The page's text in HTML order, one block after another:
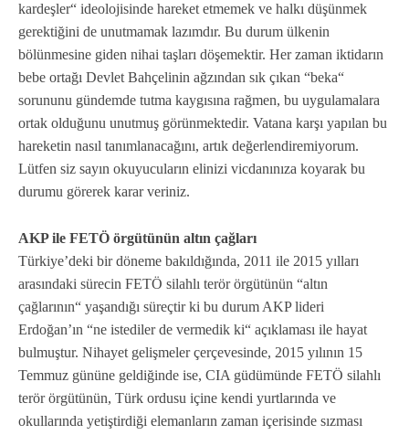
kardeşler“ ideolojisinde hareket etmemek ve halkı düşünmek
gerektiğini de unutmamak lazımdır. Bu durum ülkenin
bölünmesine giden nihai taşları döşemektir. Her zaman iktidarın
bebe ortağı Devlet Bahçelinin ağzından sık çıkan “beka“
sorununu gündemde tutma kaygısına rağmen, bu uygulamalara
ortak olduğunu unutmuş görünmektedir. Vatana karşı yapılan bu
hareketin nasıl tanımlanacağını, artık değerlendiremiyorum.
Lütfen siz sayın okuyucuların elinizi vicdanınıza koyarak bu
durumu görerek karar veriniz.
AKP ile FETÖ örgütünün altın çağları
Türkiye’deki bir döneme bakıldığında, 2011 ile 2015 yılları
arasındaki sürecin FETÖ silahlı terör örgütünün “altın
çağlarının“ yaşandığı süreçtir ki bu durum AKP lideri
Erdoğan’ın “ne istediler de vermedik ki“ açıklaması ile hayat
bulmuştur. Nihayet gelişmeler çerçevesinde, 2015 yılının 15
Temmuz gününe geldiğinde ise, CIA güdümünde FETÖ silahlı
terör örgütünün, Türk ordusu içine kendi yurtlarında ve
okullarında yetiştirdiği elemanların zaman içerisinde sızması